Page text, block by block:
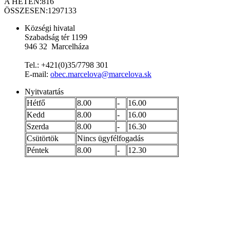
ÖSSZESEN:1297133
Községi hivatal
Szabadság tér 1199
946 32 Marcelháza
Tel.: +421(0)35/7798 301
E-mail: obec.marcelova@marcelova.sk
Nyitvatartás
Hétfő
8.00 -
16.00
Kedd
8.00 -
16.00
Szerda
8.00 -
16.30
Csütörtök
Nincs ügyfélfogadás
Péntek
8.00 - 12.30